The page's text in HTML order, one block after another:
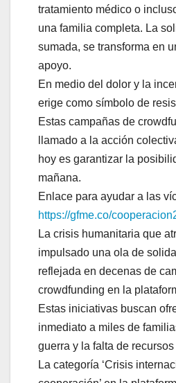
tratamiento médico o
una familia completa. La
sumada, se transforma en
apoyo.
En medio del dolor y la
erige como símbolo de
Estas campañas de
llamado a la acción
hoy es garantizar la
mañana.
Enlace para ayudar a las
https://gfme.co/
La crisis humanitaria que
impulsado una ola de
reflejada en decenas de
crowdfunding en la
Estas iniciativas buscan
inmediato a miles de
guerra y la falta de
La categoría ‘Crisis